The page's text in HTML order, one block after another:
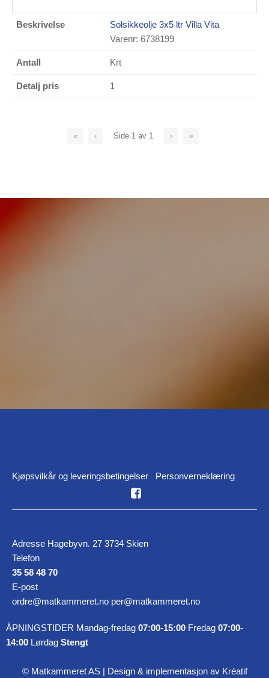
Solsikkeolje 3x5 ltr Villa Vita
Varenr: 6738199
Krt
1
« ‹ Side 1 av 1 › »
Kjøpsvilkår og leveringsbetingelser Personverneklæring
Adresse Hagebyvn. 27 3734 Skien
Telefon
35 58 48 70
E-post
ordre@matkammeret.no per@matkammeret.no
ÅPNINGSTIDER Mandag-fredag 07:00-15:00 Fredag 07:00-
14:00 Lørdag Stengt
© Matkammeret AS | Design & implementasjon av Kréatif